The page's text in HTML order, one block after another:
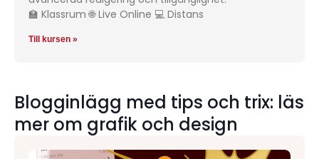
🏫 Klassrum 🌐 Live Online 💻 Distans
Till kursen »
Blogginlägg med tips och trix: läs
mer om grafik och design